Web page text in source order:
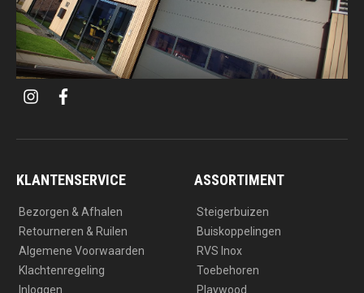
i
t
a
a
m
f
e
b
k
KLANTENSERVICE
Bezorgen & Afhalen
Retourneren & Ruilen
Algemene Voorwaarden
Klachtenregeling
Inloggen
ASSORTIMENT
Steigerbuizen
Buiskoppelingen
RVS Inox
Toebehoren
Playwood